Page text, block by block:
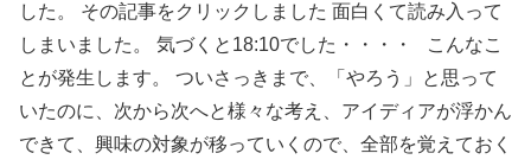
した。 その記事をクリックしました 面白くて読み入って
しまいました。 気づくと18:10でした・・・・ こんなこ
とが発生します。 ついさっきまで、「やろう」と思って
いたのに、次から次へと様々な考え、アイディアが浮かん
できて、興味の対象が移っていくので、全部を覚えておく